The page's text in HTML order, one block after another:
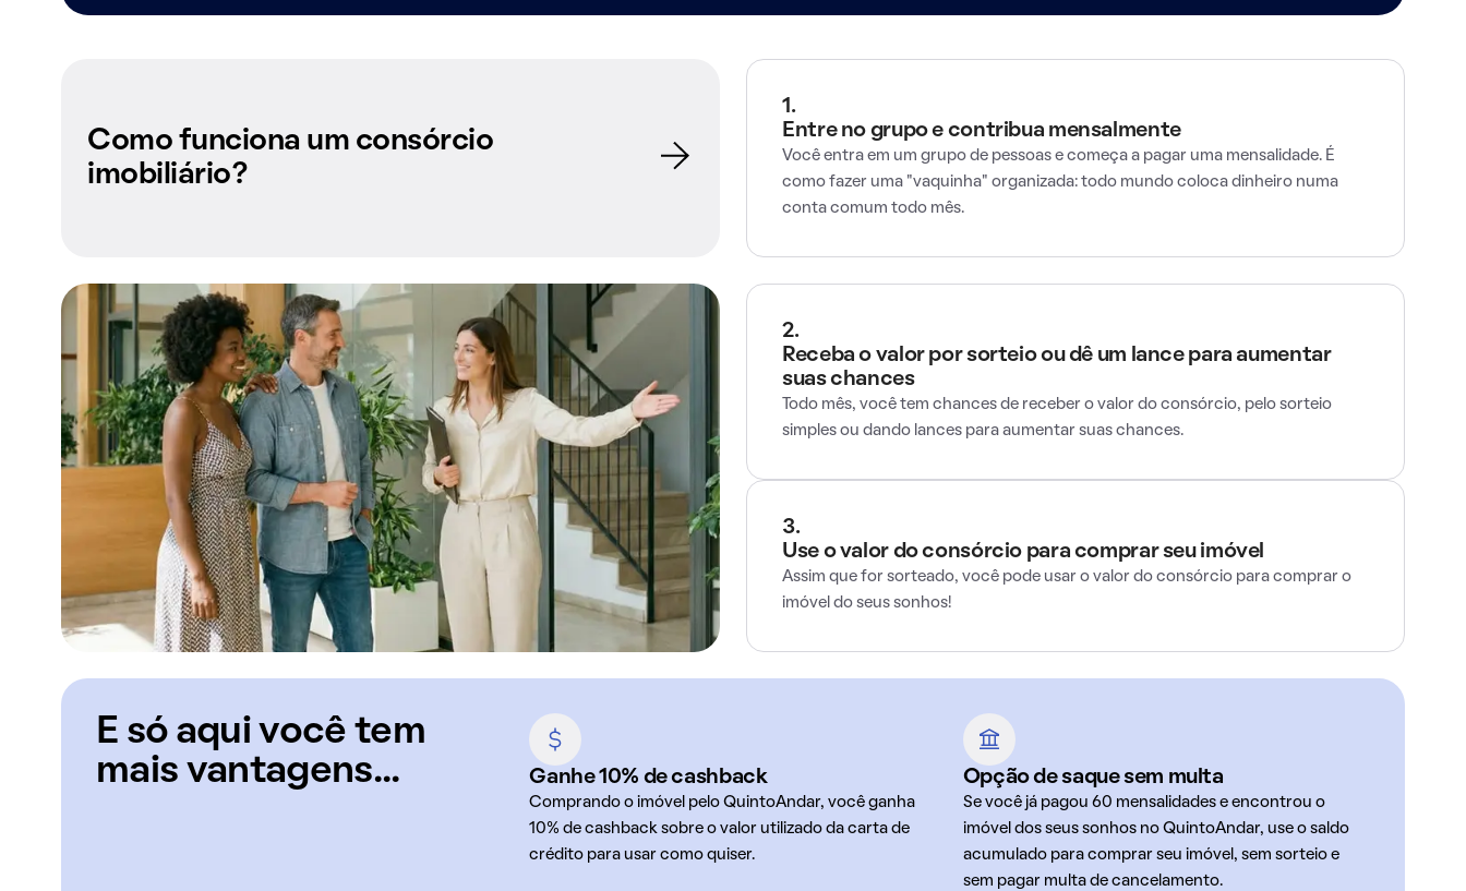
Como funciona um consórcio
imobiliário?
1.
Entre no grupo e contribua mensalmente
Você entra em um grupo de pessoas e começa a pagar uma mensalidade. É
como fazer uma "vaquinha" organizada: todo mundo coloca dinheiro numa
conta comum todo mês.
2.
Receba o valor por sorteio ou dê um lance para aumentar
suas chances
Todo mês, você tem chances de receber o valor do consórcio, pelo sorteio
simples ou dando lances para aumentar suas chances.
3.
Use o valor do consórcio para comprar seu imóvel
Assim que for sorteado, você pode usar o valor do consórcio para comprar o
imóvel do seus sonhos!
E só aqui você tem
mais vantagens...
Ganhe 10% de cashback
Comprando o imóvel pelo QuintoAndar, você ganha
10% de cashback sobre o valor utilizado da carta de
crédito para usar como quiser.
Opção de saque sem multa
Se você já pagou 60 mensalidades e encontrou o
imóvel dos seus sonhos no QuintoAndar, use o saldo
acumulado para comprar seu imóvel, sem sorteio e
sem pagar multa de cancelamento.